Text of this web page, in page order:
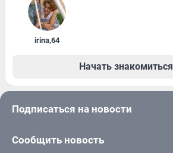
irina,64
Начать знакомиться
Подписаться на новости
Сообщить новость